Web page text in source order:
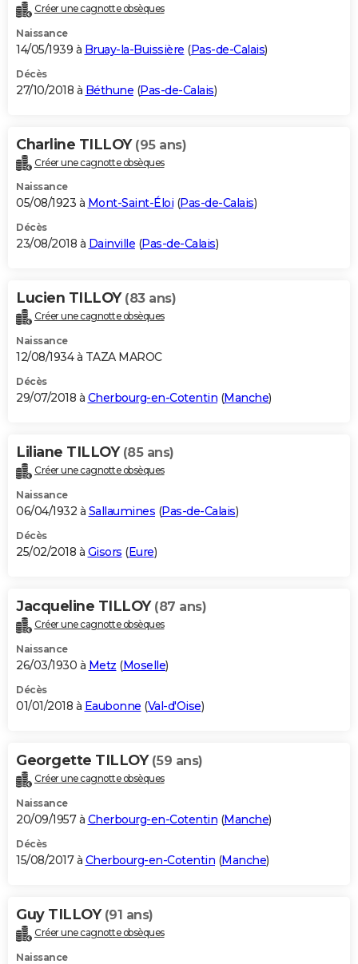
Créer une cagnotte obsèques
Naissance
14/05/1939 à Bruay-la-Buissière (Pas-de-Calais)
Décès
27/10/2018 à Béthune (Pas-de-Calais)
Charline TILLOY (95 ans)
Créer une cagnotte obsèques
Naissance
05/08/1923 à Mont-Saint-Éloi (Pas-de-Calais)
Décès
23/08/2018 à Dainville (Pas-de-Calais)
Lucien TILLOY (83 ans)
Créer une cagnotte obsèques
Naissance
12/08/1934 à TAZA MAROC
Décès
29/07/2018 à Cherbourg-en-Cotentin (Manche)
Liliane TILLOY (85 ans)
Créer une cagnotte obsèques
Naissance
06/04/1932 à Sallaumines (Pas-de-Calais)
Décès
25/02/2018 à Gisors (Eure)
Jacqueline TILLOY (87 ans)
Créer une cagnotte obsèques
Naissance
26/03/1930 à Metz (Moselle)
Décès
01/01/2018 à Eaubonne (Val-d'Oise)
Georgette TILLOY (59 ans)
Créer une cagnotte obsèques
Naissance
20/09/1957 à Cherbourg-en-Cotentin (Manche)
Décès
15/08/2017 à Cherbourg-en-Cotentin (Manche)
Guy TILLOY (91 ans)
Créer une cagnotte obsèques
Naissance